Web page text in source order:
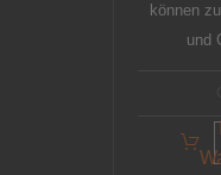
können
und